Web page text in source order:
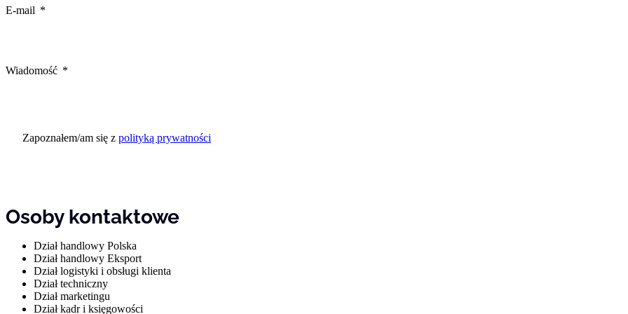
E-mail
Wiadomość
Zapoznałem/am się z polityką prywatności
Osoby kontaktowe
Dział handlowy Polska
Dział handlowy Eksport
Dział logistyki i obsługi klienta
Dział techniczny
Dział marketingu
Dział kadr i księgowości